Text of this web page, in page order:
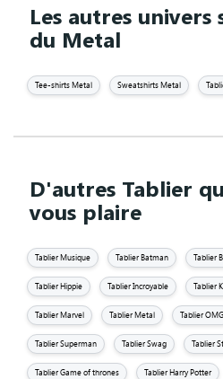
Les autres
du Metal
Tee-shirts Metal Sweatshirts Metal
D'autres Tablier
vous plaire
Tablier Musique Tablier Batman Tablier
Tablier Hippie Tablier Incroyable Tablier
Tablier Marvel Tablier Metal Tablier OMG
Tablier Superman Tablier Swag Tablier
Tablier Game of thrones Tablier Harry Potter